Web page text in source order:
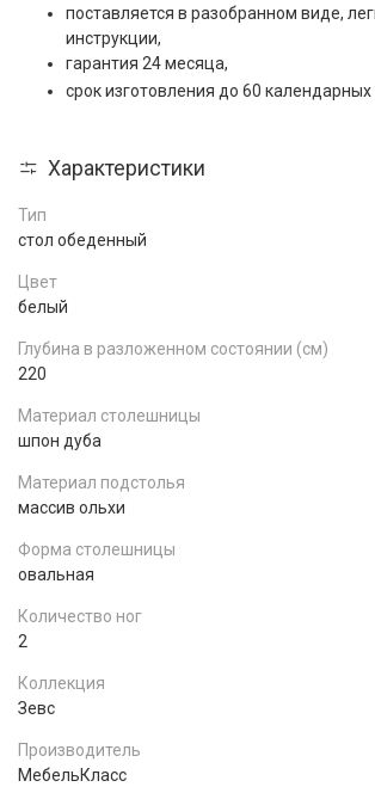
поставляется в разобранном виде,
инструкции,
гарантия 24 месяца,
срок изготовления до 60 календарных
Характеристики
Тип
стол обеденный
Цвет
белый
Глубина в разложенном состоянии (см)
220
Материал столешницы
шпон дуба
Материал подстолья
массив ольхи
Форма столешницы
овальная
Количество ног
2
Коллекция
Зевс
Производитель
МебельКласс